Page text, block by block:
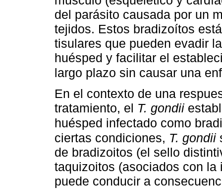
del parásito causada por un
tejidos. Estos bradizoítos
tisulares que pueden evadir
huésped y facilitar el
largo plazo sin causar una
En el contexto de una
tratamiento, el T. gondii
huésped infectado como
ciertas condiciones, T. gondii
de bradizoitos (el sello
taquizoitos (asociados con
puede conducir a